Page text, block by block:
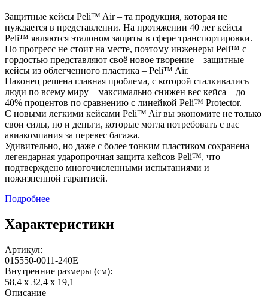
Защитные кейсы Peli™ Air – та продукция, которая не
нуждается в представлении. На протяжении 40 лет кейсы
Peli™ являются эталоном защиты в сфере транспортировки.
Но прогресс не стоит на месте, поэтому инженеры Peli™ с
гордостью представляют своё новое творение – защитные
кейсы из облегченного пластика – Peli™ Air.
Наконец решена главная проблема, с которой сталкивались
люди по всему миру – максимально снижен вес кейса – до
40% процентов по сравнению с линейкой Peli™ Protector.
С новыми легкими кейсами Peli™ Air вы экономите не только
свои силы, но и деньги, которые могла потребовать с вас
авиакомпания за перевес багажа.
Удивительно, но даже с более тонким пластиком сохранена
легендарная ударопрочная защита кейсов Peli™, что
подтверждено многочисленными испытаниями и
пожизненной гарантией.
Подробнее
Характеристики
Артикул:
015550-0011-240E
Внутренние размеры (см):
58,4 x 32,4 x 19,1
Описание